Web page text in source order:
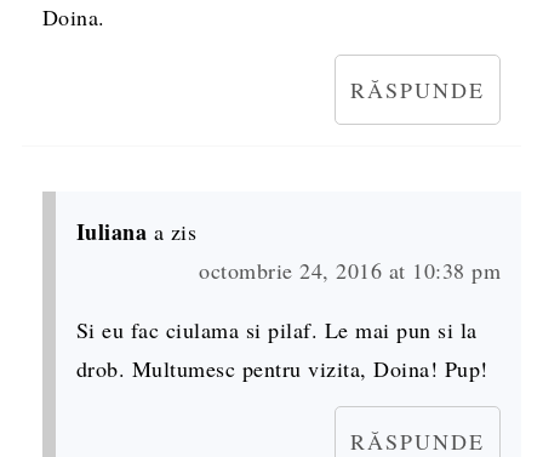
Doina.
RĂSPUNDE
Iuliana a zis
octombrie 24, 2016 at 10:38 pm
Si eu fac ciulama si pilaf. Le mai pun si la
drob. Multumesc pentru vizita, Doina! Pup!
RĂSPUNDE